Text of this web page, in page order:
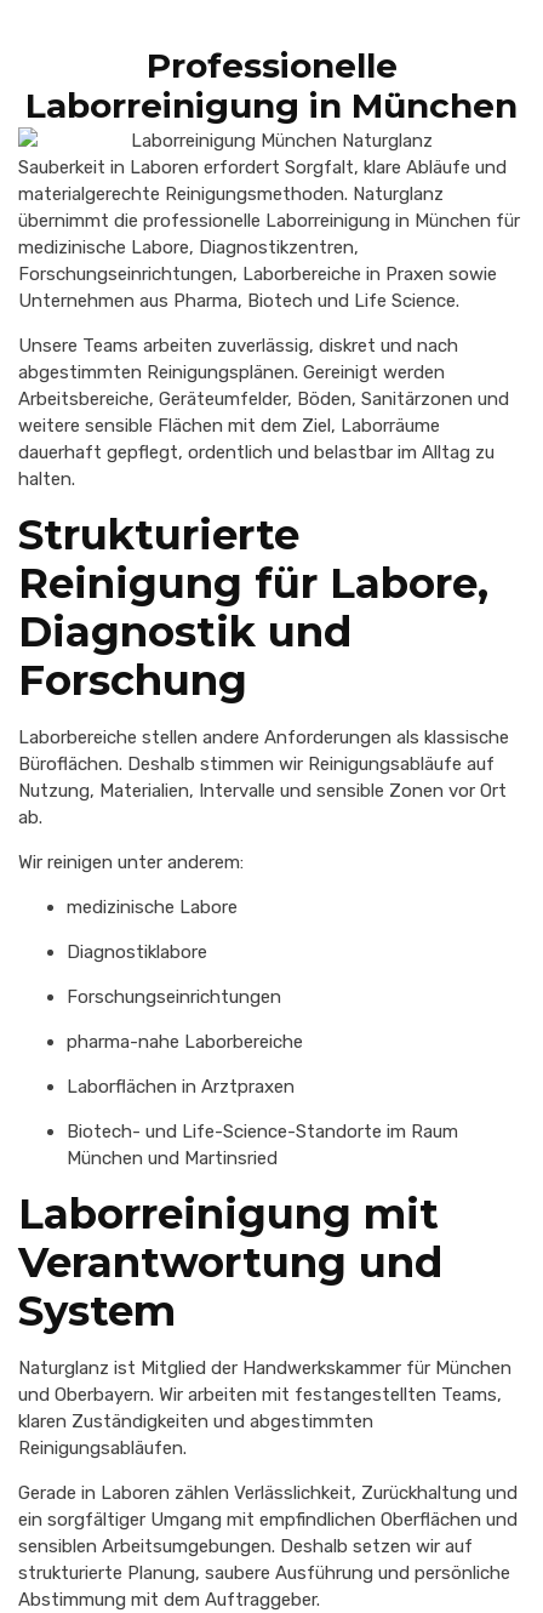
Professionelle
Laborreinigung in München
Sauberkeit in Laboren erfordert Sorgfalt, klare Abläufe und
materialgerechte Reinigungsmethoden. Naturglanz
übernimmt die professionelle Laborreinigung in München für
medizinische Labore, Diagnostikzentren,
Forschungseinrichtungen, Laborbereiche in Praxen sowie
Unternehmen aus Pharma, Biotech und Life Science.
Unsere Teams arbeiten zuverlässig, diskret und nach
abgestimmten Reinigungsplänen. Gereinigt werden
Arbeitsbereiche, Geräteumfelder, Böden, Sanitärzonen und
weitere sensible Flächen mit dem Ziel, Laborräume
dauerhaft gepflegt, ordentlich und belastbar im Alltag zu
halten.
Strukturierte
Reinigung für Labore,
Diagnostik und
Forschung
Laborbereiche stellen andere Anforderungen als klassische
Büroflächen. Deshalb stimmen wir Reinigungsabläufe auf
Nutzung, Materialien, Intervalle und sensible Zonen vor Ort
ab.
Wir reinigen unter anderem:
medizinische Labore
Diagnostiklabore
Forschungseinrichtungen
pharma-nahe Laborbereiche
Laborflächen in Arztpraxen
Biotech- und Life-Science-Standorte im Raum
München und Martinsried
Laborreinigung mit
Verantwortung und
System
Naturglanz ist Mitglied der Handwerkskammer für München
und Oberbayern. Wir arbeiten mit festangestellten Teams,
klaren Zuständigkeiten und abgestimmten
Reinigungsabläufen.
Gerade in Laboren zählen Verlässlichkeit, Zurückhaltung und
ein sorgfältiger Umgang mit empfindlichen Oberflächen und
sensiblen Arbeitsumgebungen. Deshalb setzen wir auf
strukturierte Planung, saubere Ausführung und persönliche
Abstimmung mit dem Auftraggeber.